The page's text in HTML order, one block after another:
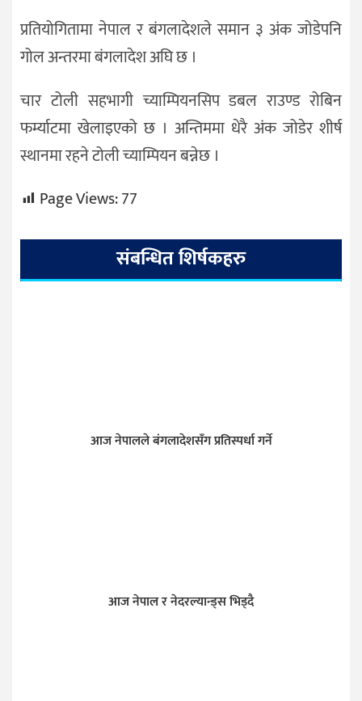
प्रतियोगितामा नेपाल र बंगलादेशले समान ३ अंक जोडेपनि
गोल अन्तरमा बंगलादेश अघि छ ।
चार टोली सहभागी च्याम्पियनसिप डबल राउण्ड रोबिन
फर्म्याटमा खेलाइएको छ । अन्तिममा धेरै अंक जोडेर शीर्ष
स्थानमा रहने टोली च्याम्पियन बन्नेछ ।
Page Views:77
संबन्धित शिर्षकहरु
आज नेपालले बंगलादेशसँग प्रतिस्पर्धा गर्ने
आज नेपाल र नेदरल्यान्ड्स भिड्दै